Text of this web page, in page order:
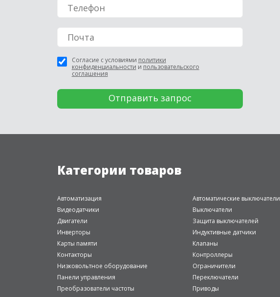
Согласие с условиями политики
конфиденциальности и пользовательского
соглашения
Категории товаров
Автоматизация Автоматические выключатели
Видеодатчики
Выключатели
Двигатели
Защита выключателей
Инверторы
Индуктивные датчики
Карты памяти
Клапаны
Контакторы
Контроллеры
Низковольтное оборудование
Ограничители
Панели управления
Переключатели
Преобразователи частоты
Приводы